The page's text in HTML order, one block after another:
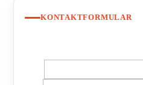
KONTAKTFORMULAR